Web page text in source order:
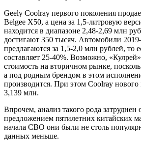
Geely Coolray первого поколения
Belgee X50, а цена за 1,5-литровую
находится в диапазоне 2,48-2,69 млн
достигают 350 тысяч. Автомобили
предлагаются за 1,5-2,0 млн рублей, то
составляет 25-40%. Возможно,
стоимость на вторичном рынке,
а под родным брендом в этом
производится. При этом Coolray нового
3,139 млн.
Впрочем, анализ такого рода
предложением пятилетних китайских
начала СВО они были не столь
данных меньше.